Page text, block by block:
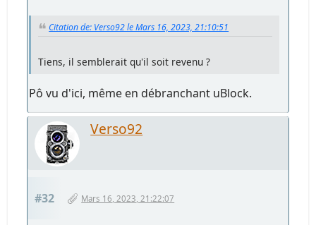
Citation de: Verso92 le Mars 16, 2023, 21:10:51
Tiens, il semblerait qu'il soit revenu ?
Pô vu d'ici, même en débranchant uBlock.
Verso92
#32 Mars 16, 2023, 21:22:07